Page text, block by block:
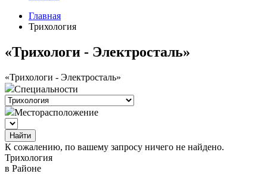
Главная
Трихология
«Трихологи - Электросталь»
«Трихологи - Электросталь»
Специальности
Месторасположение
Найти
К сожалению, по вашему запросу ничего не найдено.
Трихология
в Районе